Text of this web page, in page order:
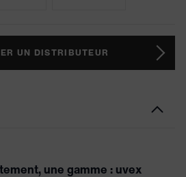
UN DISTRIBUTEUR
une gamme : uvex